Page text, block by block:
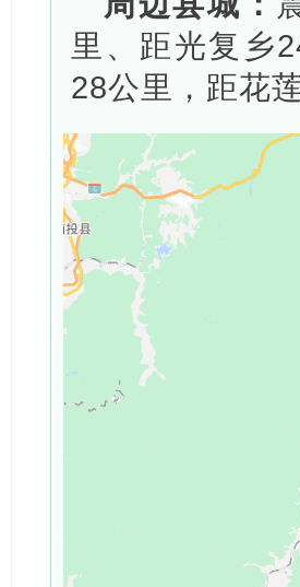
里、距光复乡
28公里，距花